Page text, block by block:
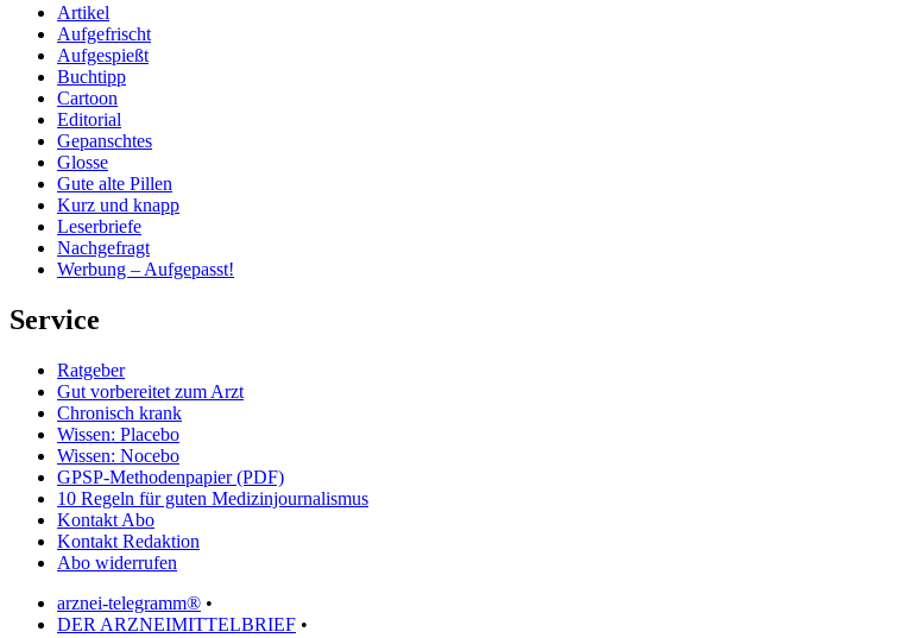
Artikel
Aufgefrischt
Aufgespießt
Buchtipp
Cartoon
Editorial
Gepanschtes
Glosse
Gute alte Pillen
Kurz und knapp
Leserbriefe
Nachgefragt
Werbung – Aufgepasst!
Service
Ratgeber
Gut vorbereitet zum Arzt
Chronisch krank
Wissen: Placebo
Wissen: Nocebo
GPSP-Methodenpapier (PDF)
10 Regeln für guten Medizinjournalismus
Kontakt Abo
Kontakt Redaktion
Abo widerrufen
arznei-telegramm® •
DER ARZNEIMITTELBRIEF •